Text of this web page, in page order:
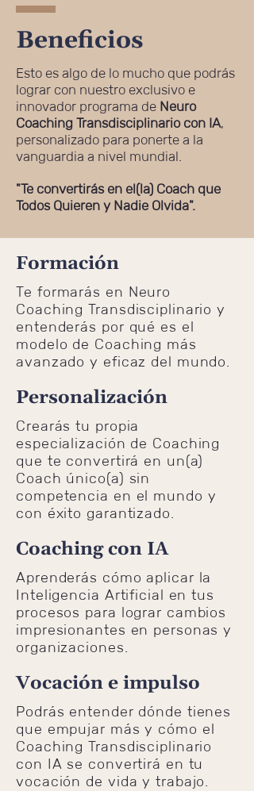
Beneficios
Esto es algo de lo mucho que podrás
lograr con nuestro exclusivo e
innovador programa de Neuro
Coaching Transdisciplinario con IA,
personalizado para ponerte a la
vanguardia a nivel mundial.
"Te convertirás en el(la) Coach que
Todos Quieren y Nadie Olvida".
Formación
Te formarás en Neuro
Coaching Transdisciplinario y
entenderás por qué es el
modelo de Coaching más
avanzado y eficaz del mundo.
Personalización
Crearás tu propia
especialización de Coaching
que te convertirá en un(a)
Coach único(a) sin
competencia en el mundo y
con éxito garantizado.
Coaching con IA
Aprenderás cómo aplicar la
Inteligencia Artificial en tus
procesos para lograr cambios
impresionantes en personas y
organizaciones.
Vocación e impulso
​Podrás entender dónde tienes
que empujar más y cómo el
Coaching Transdisciplinario
con IA se convertirá en tu
vocación de vida y trabajo.